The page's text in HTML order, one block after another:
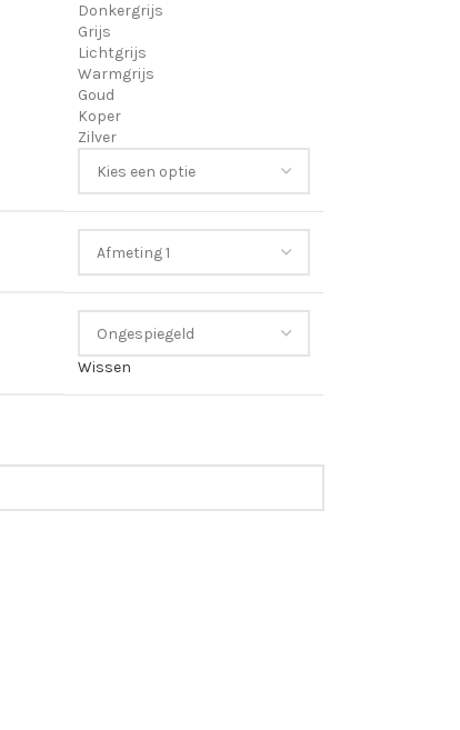
Donkergrijs
Grijs
Lichtgrijs
Warmgrijs
Goud
Koper
Zilver
Wissen